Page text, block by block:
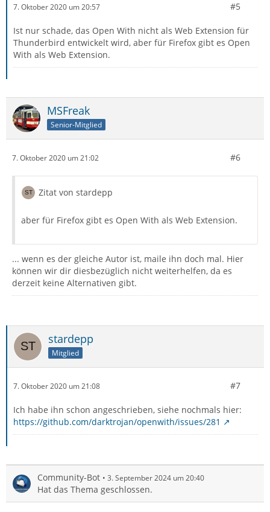
7. Oktober 2020 um 20:57 #5
Ist nur schade, das Open With nicht als Web Extension für
Thunderbird entwickelt wird, aber für Firefox gibt es Open
With als Web Extension.
MSFreak
Senior-Mitglied
7. Oktober 2020 um 21:02 #6
Zitat von stardepp
aber für Firefox gibt es Open With als Web Extension.
... wenn es der gleiche Autor ist, maile ihn doch mal. Hier
können wir dir diesbezüglich nicht weiterhelfen, da es
derzeit keine Alternativen gibt.
stardepp
Mitglied
7. Oktober 2020 um 21:08 #7
Ich habe ihn schon angeschrieben, siehe nochmals hier:
https://github.com/darktrojan/openwith/issues/281
Community-Bot 3. September 2024 um 20:40
Hat das Thema geschlossen.